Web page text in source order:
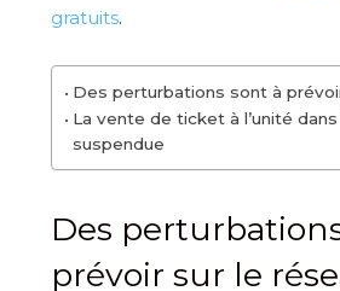
gratuits.
Des perturbations sont à
La vente de ticket à l’unité
suspendue
Des
prévoir sur le